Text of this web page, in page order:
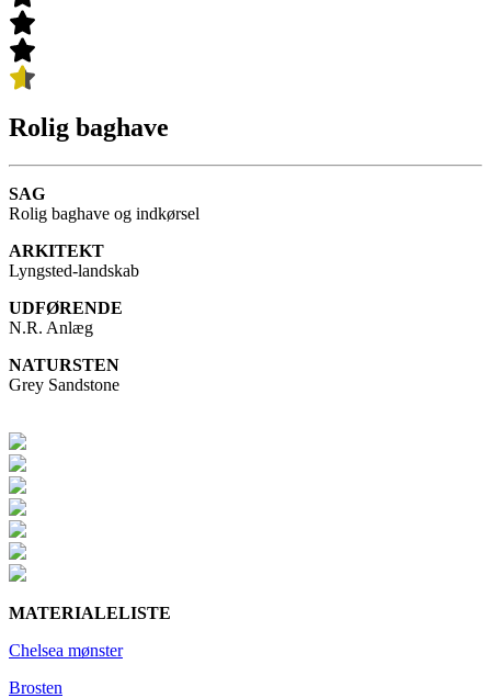
Rolig baghave
SAG
Rolig baghave og indkørsel
ARKITEKT
Lyngsted-landskab
UDFØRENDE
N.R. Anlæg
NATURSTEN
Grey Sandstone
MATERIALELISTE
Chelsea mønster
Brosten